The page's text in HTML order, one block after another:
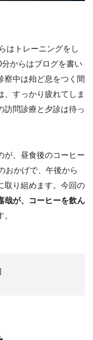
はトレーニングをし
からはブログを書い
察中は殆ど息をつく間
、すっかり疲れてしま
訪問診療と夕診は待っ
が、昼食後のコーヒー
おかげで、午後から
取り組めます。今回の
哉が、コーヒーを飲ん
]